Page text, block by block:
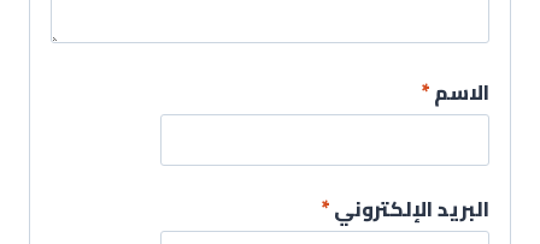
الاسم*
البريد الإلكتروني*